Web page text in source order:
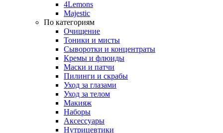
4Lemons
Majestic
По категориям
Очищение
Тоники и мисты
Сыворотки и концентраты
Кремы и флюиды
Маски и патчи
Пилинги и скрабы
Уход за глазами
Уход за телом
Макияж
Наборы
Аксессуары
Нутрицевтики